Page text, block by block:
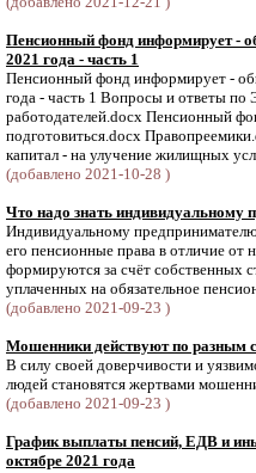
Пенсионный фонд информирует -
2021 года - часть 1
Пенсионный фонд информирует -
года - часть 1 Вопросы и ответы по
работодателей.docx Пенсионный
подготовиться.docx
капитал - на улучение жилищных
(добавлено 2021-10-28 )
Что надо знать индивидуальному
Индивидуальному
его пенсионные права в отличие от
формируются за счёт собственных
уплаченных на обязательное
(добавлено 2021-09-23 )
Мошенники действуют по разным
В силу своей доверчивости и
людей становятся жертвами
(добавлено 2021-09-23 )
График выплаты пенсий, ЕДВ и
октябре 2021 года